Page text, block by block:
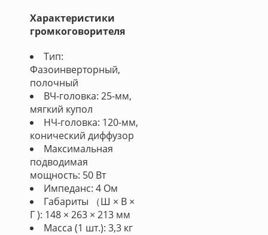
Характеристики
громкоговорителя
Тип:
Фазоинверторный,
полочный
ВЧ-головка: 25-мм,
мягкий купол
НЧ-головка: 120-мм,
конический диффузор
Максимальная
подводимая
мощность: 50 Вт
Импеданс: 4 Ом
Габариты （Ш × В ×
Г ): 148 × 263 × 213 мм
Масса (1 шт.): 3,3 кг